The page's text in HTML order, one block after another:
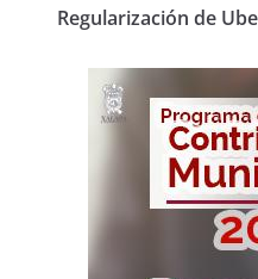
Regularización de